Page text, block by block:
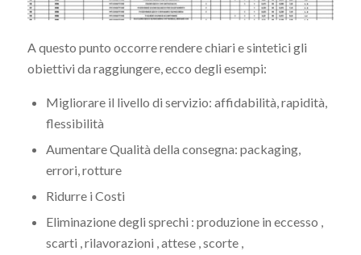
A questo punto occorre rendere chiari e sintetici gli
obiettivi da raggiungere, ecco degli esempi:
Migliorare il livello di servizio: affidabilità, rapidità,
flessibilità
Aumentare Qualità della consegna: packaging,
errori, rotture
Ridurre i Costi
Eliminazione degli sprechi : produzione in eccesso ,
scarti , rilavorazioni , attese , scorte ,